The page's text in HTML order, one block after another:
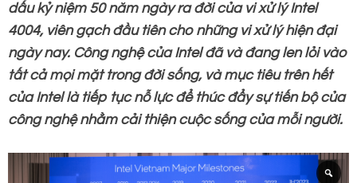
dấu kỷ niệm 50 năm ngày ra đời của vi xử lý Intel
4004, viên gạch đầu tiên cho những vi xử lý hiện đại
ngày nay. Công nghệ của Intel đã và đang len lỏi vào
tất cả mọi mặt trong đời sống, và mục tiêu trên hết
của Intel là tiếp tục nỗ lực để thúc đẩy sự tiến bộ của
công nghệ nhằm cải thiện cuộc sống của mỗi người.